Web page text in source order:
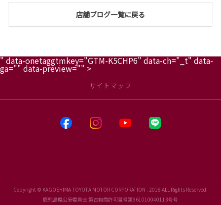
店舗ブログ一覧に戻る
" data-onetaggtmkey="GTM-K5CHP6" data-ch="_t" data-
ga="" data-preview="" >
サイトマップ
Copyright © KAGOSHIMA TOYOTA MOTOR CORPORATION . 2018 ALL Rights Reserved.
鹿児島県公安委員会 第古物商許可番号第961010040113号号